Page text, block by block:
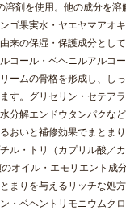
溶剤を使用。他の成分を溶
ゴ果実水・ヤエヤマアオ
来の保湿・保護成分とし
コール・ベヘニルアルコ
ームの骨格を形成し、し
す。グリセリン・セテア
分解エンドウタンパクな
おいと補修効果でまとま
ル・トリ（カプリル酸／
オイル・エモリエント成
まりを与えるリッチな処
・ベヘントリモニウムク